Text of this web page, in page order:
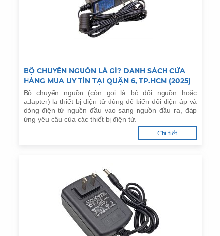
BỘ CHUYỂN NGUỒN LÀ GÌ? DANH SÁCH CỬA
HÀNG MUA UY TÍN TẠI QUẬN 6, TP.HCM (2025)
Bộ chuyển nguồn (còn gọi là bộ đổi nguồn hoặc
adapter) là thiết bị điện tử dùng để biến đổi điện áp và
dòng điện từ nguồn đầu vào sang nguồn đầu ra, đáp
ứng yêu cầu của các thiết bị điện tử.
Chi tiết